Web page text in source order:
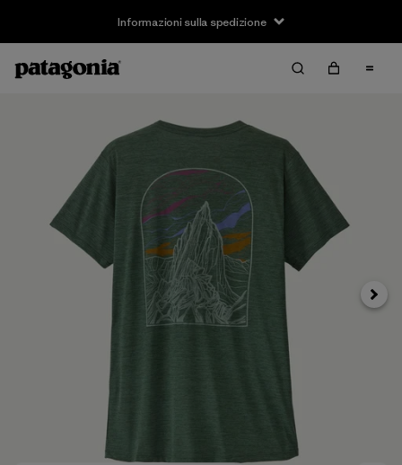
Informazioni sulla spedizione
Avanti